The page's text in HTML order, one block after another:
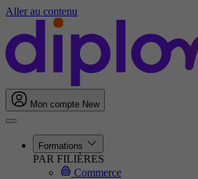
Aller au contenu
Mon compte New
Formations
PAR FILIÈRES
Commerce